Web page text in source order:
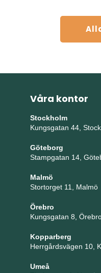
Våra kontor
Stockholm
Kungsgatan 44,
Göteborg
Stampgatan 14,
Malmö
Stortorget 11, Malmö
Örebro
Kungsgatan 8,
Kopparberg
Herrgårdsvägen 10,
Umeå